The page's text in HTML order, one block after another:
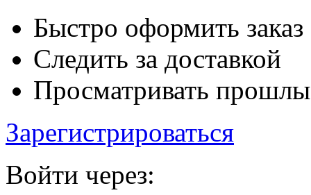
Быстро оформить заказ
Следить за доставкой
Просматривать
Зарегистрироваться
Войти через: